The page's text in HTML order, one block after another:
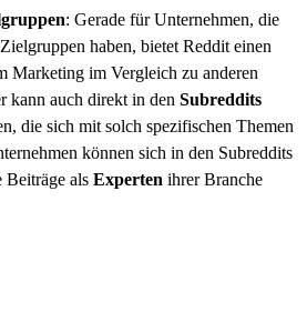
: Gerade für Unternehmen, die
haben, bietet Reddit einen
Marketing im Vergleich zu anderen
kann auch direkt in den Subreddits
die sich mit solch spezifischen Themen
können sich in den Subreddits
Beiträge als Experten ihrer Branche